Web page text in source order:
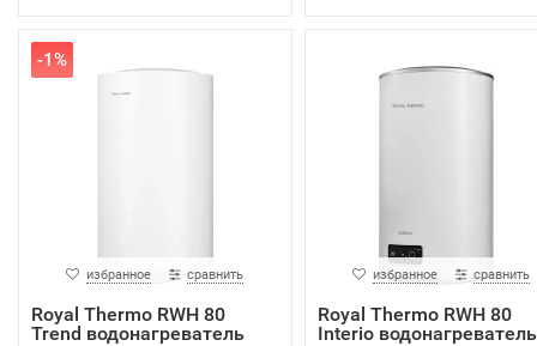
-1%
избранное сравнить
Royal Thermo RWH 80
Trend водонагреватель
избранное сравнить
Royal Thermo RWH 80
Interio водонагреватель